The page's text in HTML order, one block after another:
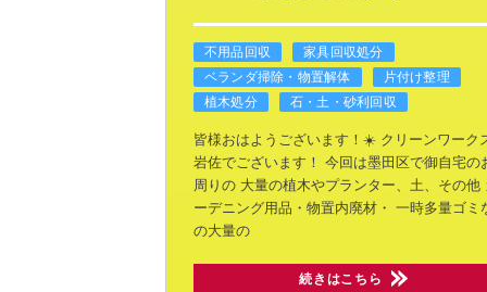
不用品回収
家具回収処分
ベランダ掃除・物置解体
片付け整理
植木処分
石・土・砂利回収
皆様おはようございます！☀️ クリーンワーク
岩佐でございます！ 今回は墨田区で御自宅の
周りの 大量の植木やプランター、土、その他
ーデニング用品・物置内廃材・ 一時多量ゴミ
の大量の
続きはこちら